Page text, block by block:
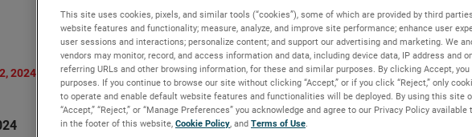
2024
This site uses cookies, pixels, and similar tools (“cookies”), some of which are provided by third
website features and functionality; measure, analyze, and improve site performance; enhance user
user sessions and interactions; personalize content; and support our advertising and marketing. We
vendors may monitor, record, and access information and data, including device data, IP address and
referring URLs and other browsing information, for these and similar purposes. By clicking Accept,
purposes. If you continue to browse our site without clicking “Accept,” or if you click “Reject,” only
to operate and enable default website features and functionalities will be deployed. By using this site
“Accept,” “Reject,” or “Manage Preferences” you acknowledge and agree to our Privacy Policy
in the footer of this website, Cookie Policy, and Terms of Use.